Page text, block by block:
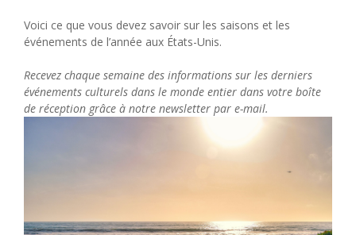
Voici ce que vous devez savoir sur les saisons et les
événements de l’année aux États-Unis.
Recevez chaque semaine des informations sur les derniers
événements culturels dans le monde entier dans votre boîte
de réception grâce à notre newsletter par e-mail.